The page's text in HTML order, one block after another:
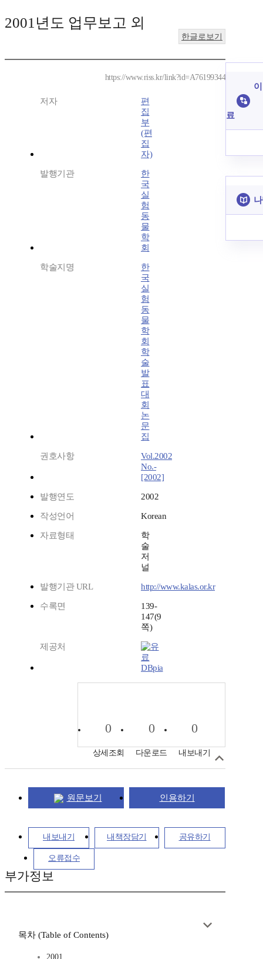
2001년도 업무보고 외
한글로보기
https://www.riss.kr/link?id=A76199344
저자
편
집
부
(편
집
자)
발행기관
한
국
실
험
동
물
학
회
학술지명
한
국
실
험
동
물
학
회
학
술
발
표
대
회
논
문
집
권호사항
Vol.2002
No.-
[2002]
발행연도 2002
작성언어 Korean
자료형태
학
술
저
널
발행기관 URL http://www.kalas.or.kr
수록면
139-
147(9
쪽)
제공처
DBpia
0
상세조회
0
다운로드
0
내보내기
원문보기 인용하기
내보내기 내책장담기 공유하기
오류접수
부가정보
목차 (Table of Contents)
2001
료